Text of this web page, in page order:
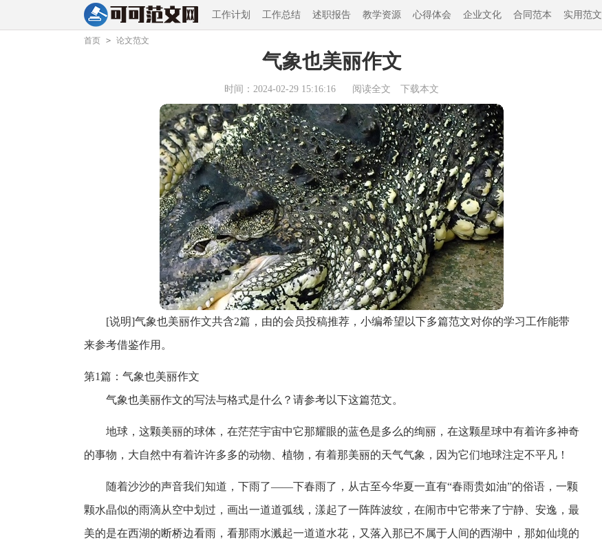
工作计划 工作总结 述职报告 教学资源 心得体会 企业文化 合同范本 实用范文
首页 > 论文范文
气象也美丽作文
时间：2024-02-29 15:16:16 阅读全文 下载本文
[说明]气象也美丽作文共含2篇，由的会员投稿推荐，小编希望以下多篇范文对你的学习工作能带
来参考借鉴作用。
第1篇：气象也美丽作文
气象也美丽作文的写法与格式是什么？请参考以下这篇范文。
地球，这颗美丽的球体，在茫茫宇宙中它那耀眼的蓝色是多么的绚丽，在这颗星球中有着许多神奇
的事物，大自然中有着许许多多的动物、植物，有着那美丽的天气气象，因为它们地球注定不平凡！
随着沙沙的声音我们知道，下雨了——下春雨了，从古至今华夏一直有“春雨贵如油”的俗语，一颗
颗水晶似的雨滴从空中划过，画出一道道弧线，漾起了一阵阵波纹，在闹市中它带来了宁静、安逸，最
美的是在西湖的断桥边看雨，看那雨水溅起一道道水花，又落入那已不属于人间的西湖中，那如仙境的